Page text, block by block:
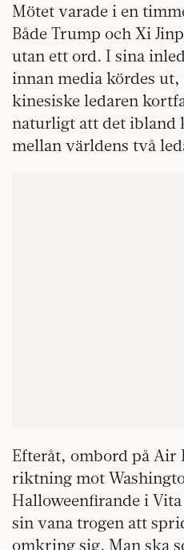
Mötet varade i en
Både Trump och Xi
utan ett ord. I sina
innan media kördes
kinesiske ledaren
naturligt att det ibland
mellan världens två
Efteråt, ombord på Air
riktning mot
Halloweenfirande i
sin vana trogen att
omkring sig. Man ska